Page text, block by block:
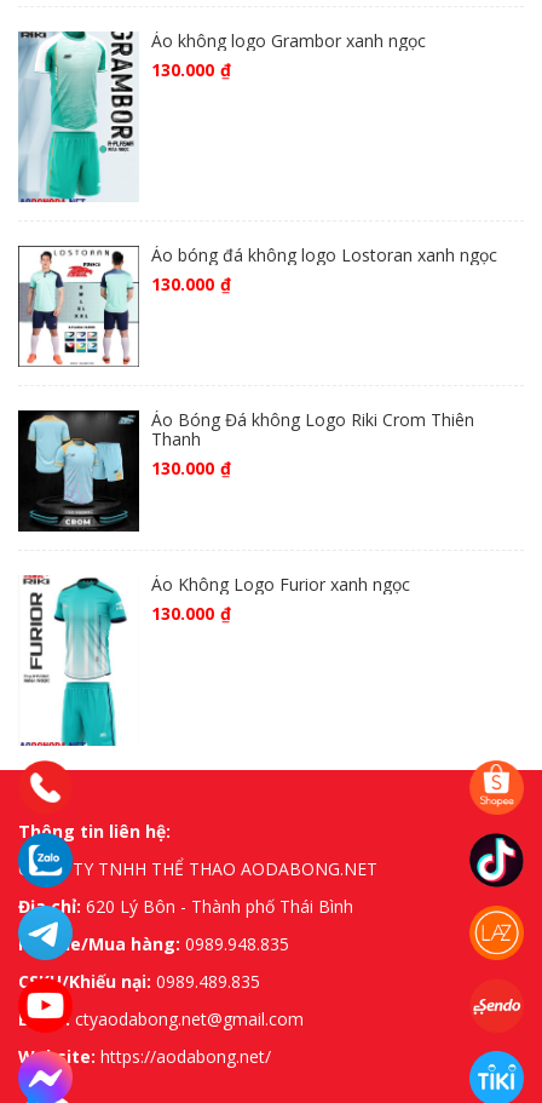
Áo không logo Grambor xanh ngọc
130.000 ₫
Áo bóng đá không logo Lostoran xanh ngọc
130.000 ₫
Áo Bóng Đá không Logo Riki Crom Thiên
Thanh
130.000 ₫
Áo Không Logo Furior xanh ngọc
130.000 ₫
Thông tin liên hệ:
CÔNG TY TNHH THỂ THAO AODABONG.NET
Địa chỉ: 620 Lý Bôn - Thành phố Thái Bình
Hotline/Mua hàng: 0989.948.835
CSKH/Khiếu nại: 0989.489.835
Email:ctyaodabong.net@gmail.com
Website: https://aodabong.net/